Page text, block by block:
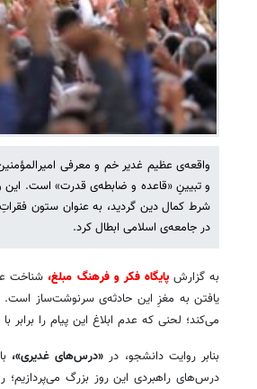
واقعه‌ی عظیم غدیر خم و معرفی
و تبیینِ «قاعده و ضابطه‌ی قدرت» است. این
شرط کمال دین گردید، به عنوان ستون
در جامعه‌ی اسلامی ابطال کرد.
به گزارشپایگاه فکر و فرهنگ مبلغ،شناخت
یافتن به مغزِ این حادثه‌ی سرنوشت‌ساز است.
می‌کند؛ لحنی که عدم ابلاغ این پیام را برابر با نابودی
بنابر روایت دانشجو، در«درس‌های غدیری»،
درس‌های راهبردی این روز بزرگ